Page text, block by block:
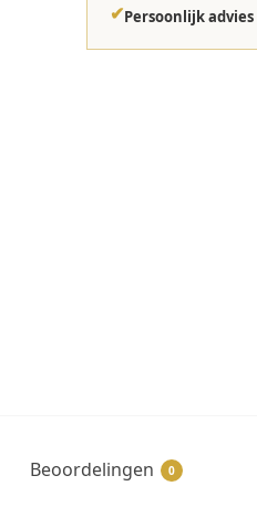
✔Persoonlijk advies
Beoordelingen 0